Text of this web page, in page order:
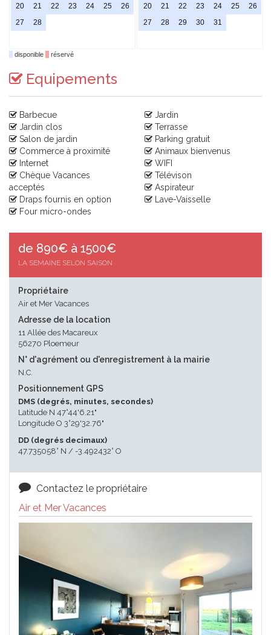
20
21 22 23 24 25
26
27
28
20
21 22 23 24 25
26
27
28 29 30 31
disponible réservé
Equipements
Barbecue
Jardin
Jardin clos
Terrasse
Salon de jardin
Parking gratuit
Commerce à proximité
Animaux bienvenus
Internet
WIFI
Chèque Vacances
acceptés
Télévison
Aspirateur
Draps fournis en option
Lave-Vaisselle
Four micro-ondes
de 890€ à 1500€
LA SEMAINE SELON SAISON
Propriétaire
Air et Mer Vacances
Adresse de la location
11 Allée des Macareux
56270 Ploemeur
N° d'agrément ou d'enregistrement à la mairie
N.C.
Positionnement GPS
DMS (degrés, minutes, secondes)
Latitude N 47°44'6.21"
Longitude O 3°29'32.76"
DD (degrés decimaux)
47.735058° N / -3.492432° O
Contactez le propriétaire
Air et Mer Vacances